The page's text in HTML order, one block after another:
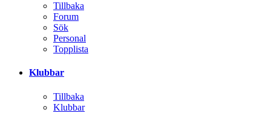
Tillbaka
Forum
Sök
Personal
Topplista
Klubbar
Tillbaka
Klubbar